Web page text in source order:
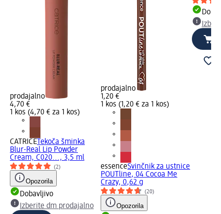
prodajalno
4,70 €
1 kos (4,70 € za 1 kos)
CATRICETekoča šminka
Blur-Real Lip Powder
Cream, C020..., 3,5 ml
(2)
Opozorila
Dobavljivo
Izberite dm prodajalno
prodajalno
1,20 €
1 kos (1,20 € za 1 kos)
essenceSvinčnik za ustnice
POUTline, 04 Cocoa Me
Crazy, 0,62 g
(20)
Opozorila